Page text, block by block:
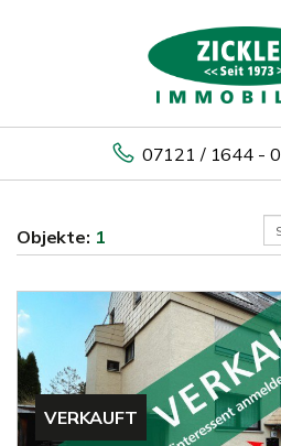
07121 / 1644 - 0
Objekte: 1
VERKAUFT